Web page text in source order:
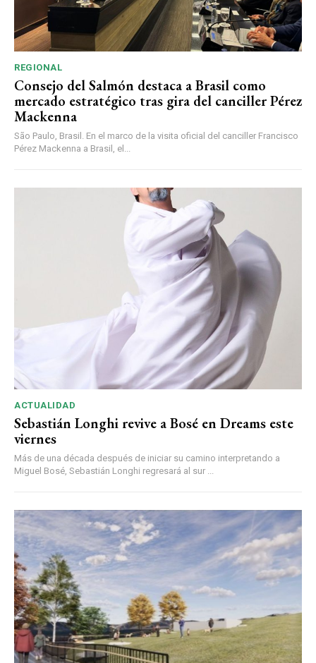
REGIONAL
Consejo del Salmón destaca a Brasil como
mercado estratégico tras gira del canciller Pérez
Mackenna
São Paulo, Brasil. En el marco de la visita oficial del canciller Francisco
Pérez Mackenna a Brasil, el...
ACTUALIDAD
Sebastián Longhi revive a Bosé en Dreams este
viernes
Más de una década después de iniciar su camino interpretando a
Miguel Bosé, Sebastián Longhi regresará al sur ...